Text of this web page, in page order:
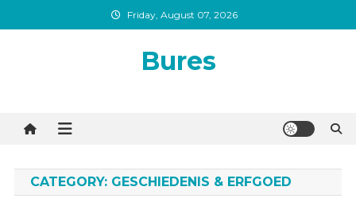
to
Friday, August 07, 2026
Bures
CATEGORY: GESCHIEDENIS & ERFGOED